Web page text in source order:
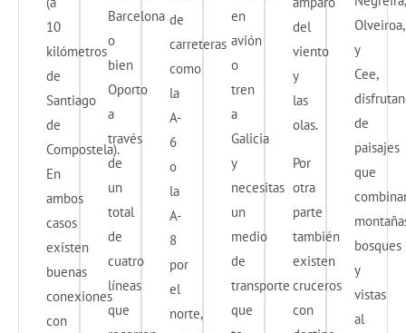
10
kilómetros
de
Santiago
de
Compostela).
En
ambos
casos
existen
buenas
conexiones
con
Barcelona
o
bien
Oporto
a
través
de
un
total
de
cuatro
líneas
que
de
carreteras
como
la
A-
6
o
la
A-
8
por
el
norte,
en
avión
o
tren
a
Galicia
y
necesitas
un
medio
de
transporte
que
del
viento
y
las
olas.
Por
otra
parte
también
existen
cruceros
con
Olveiroa,
y
Cee,
de
paisajes
que
bosques
y
vistas
al